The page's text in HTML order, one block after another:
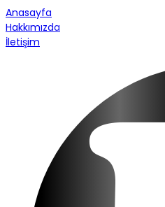
Anasayfa
Hakkımızda
İletişim